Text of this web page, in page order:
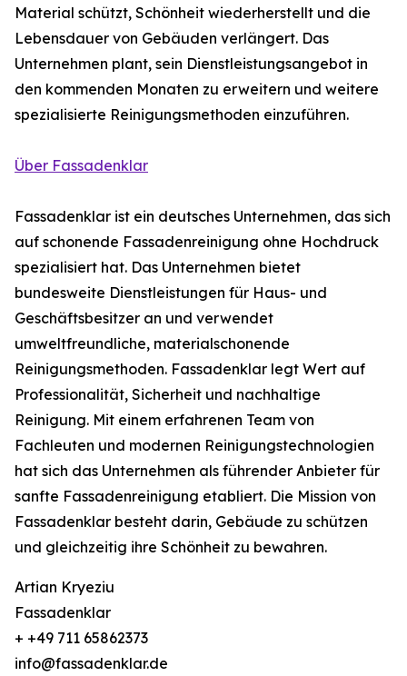
Material schützt, Schönheit wiederherstellt und die
Lebensdauer von Gebäuden verlängert. Das
Unternehmen plant, sein Dienstleistungsangebot in
den kommenden Monaten zu erweitern und weitere
spezialisierte Reinigungsmethoden einzuführen.
Über Fassadenklar
Fassadenklar ist ein deutsches Unternehmen, das sich
auf schonende Fassadenreinigung ohne Hochdruck
spezialisiert hat. Das Unternehmen bietet
bundesweite Dienstleistungen für Haus- und
Geschäftsbesitzer an und verwendet
umweltfreundliche, materialschonende
Reinigungsmethoden. Fassadenklar legt Wert auf
Professionalität, Sicherheit und nachhaltige
Reinigung. Mit einem erfahrenen Team von
Fachleuten und modernen Reinigungstechnologien
hat sich das Unternehmen als führender Anbieter für
sanfte Fassadenreinigung etabliert. Die Mission von
Fassadenklar besteht darin, Gebäude zu schützen
und gleichzeitig ihre Schönheit zu bewahren.
Artian Kryeziu
Fassadenklar
+ +49 711 65862373
info@fassadenklar.de